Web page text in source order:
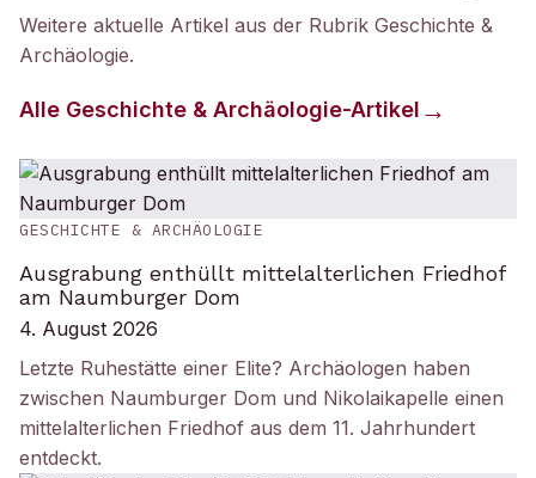
Weitere aktuelle Artikel aus der Rubrik Geschichte &
Archäologie.
Alle Geschichte & Archäologie-Artikel
GESCHICHTE & ARCHÄOLOGIE
Ausgrabung enthüllt mittelalterlichen Friedhof
am Naumburger Dom
4. August 2026
Letzte Ruhestätte einer Elite? Archäologen haben
zwischen Naumburger Dom und Nikolaikapelle einen
mittelalterlichen Friedhof aus dem 11. Jahrhundert
entdeckt.